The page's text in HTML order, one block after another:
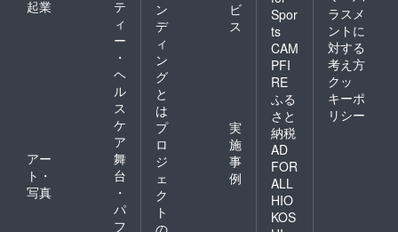
起業
テ
ィ
ー
・
ヘ
ル
ス
ケ
ア
アー
ト・
写真
舞
台
・
パ
フ
ン
デ
ィ
ン
グ
と
は
ビ
ス
プ
ロ
ジ
ェ
ク
ト
実
施
事
例
Spor
ts
CAM
PFI
RE
ふる
さと
納税
AD
FOR
ALL
HIO
KOS
ラスメ
ントに
対する
考え方
クッ
キーポ
リシー